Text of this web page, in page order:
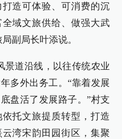
造可体验、可消费的沉
域文旅供给、做强大武
副局长叶添说。
景道沿线，以往传统农业
多外出务工。“靠着发展
盘活了发展路子。”村支
托文旅提质转型，打造
湾宋韵田园街区，集聚